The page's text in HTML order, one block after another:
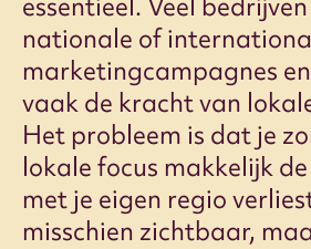
nationale of
marketingcampagnes
vaak de kracht van
Het probleem is dat je
lokale focus makkelijk
met je eigen regio
misschien zichtbaar,